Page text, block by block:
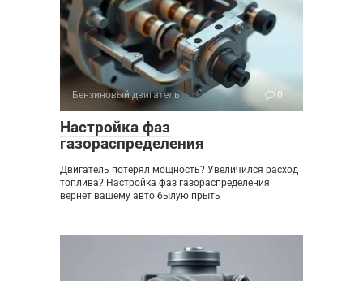
Бензиновый двигатель 0
Настройка фаз
газораспределения
Двигатель потерял мощность? Увеличился расход
топлива? Настройка фаз газораспределения
вернет вашему авто былую прыть